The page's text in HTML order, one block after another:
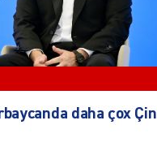
daha çox Çin